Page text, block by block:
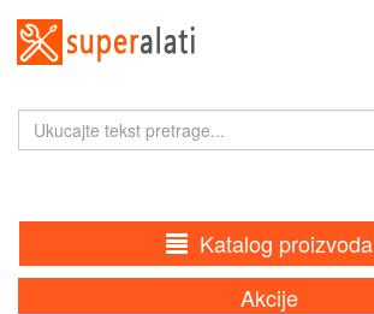
Katalog proizvoda
Akcije